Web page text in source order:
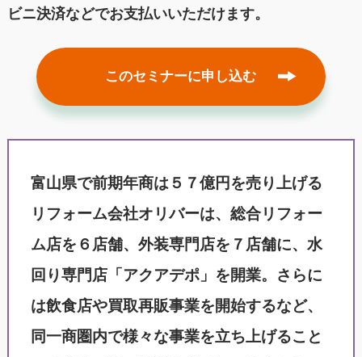
ビニ決済などでお支払いいただけます。
このセミナーに申し込む
富山県で前期年商は５７億円を売り上げる
リフォーム会社オリバーは、総合リフォー
ム店を６店舗、外装専門店を７店舗に、水
回り専門店「アクアデポ」を開業。さらに
は飲食店や買取再販事業を開始するなど、
同一商圏内で様々な事業を立ち上げること